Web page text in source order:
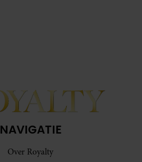
NAVIGATIE
Over Royalty